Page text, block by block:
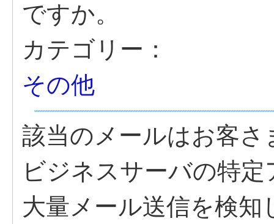
ですか。
カテゴリー：
その他
該当のメールはお客
ビジネスサーバの特
大量メール送信を検